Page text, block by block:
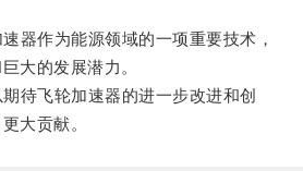
作为能源领域的一项重要技术，
大的发展潜力。
飞轮加速器的进一步改进和创
大贡献。